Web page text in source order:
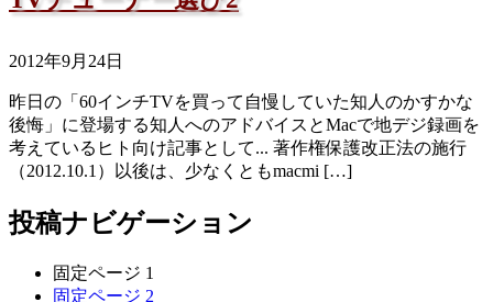
2012年9月24日
昨日の「60インチTVを買って自慢していた知人のかすかな
後悔」に登場する知人へのアドバイスとMacで地デジ録画を
考えているヒト向け記事として... 著作権保護改正法の施行
（2012.10.1）以後は、少なくともmacmi […]
投稿ナビゲーション
固定ページ 1
固定ページ 2